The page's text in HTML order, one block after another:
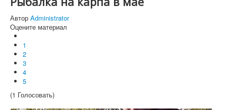
Автор Administrator
Оцените материал
1
2
3
4
5
(1 Голосовать)